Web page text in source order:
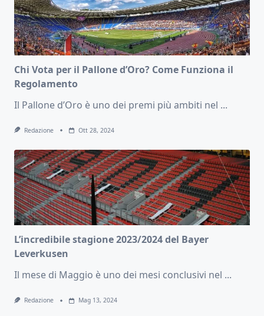
Chi Vota per il Pallone d’Oro? Come Funziona il
Regolamento
Il Pallone d’Oro è uno dei premi più ambiti nel ...
Redazione Ott 28, 2024
L’incredibile stagione 2023/2024 del Bayer
Leverkusen
Il mese di Maggio è uno dei mesi conclusivi nel ...
Redazione Mag 13, 2024